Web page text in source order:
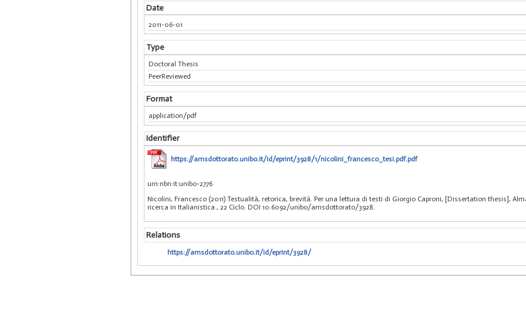
Date
2011-06-01
Type
Doctoral Thesis
PeerReviewed
Format
application/pdf
Identifier
https://amsdottorato.unibo.it/id/eprint/3928/1/nicolini_francesco_tesi.pdf.pdf
urn:nbn:it:unibo-2776
Nicolini, Francesco (2011) Testualità, retorica, brevità. Per una lettura di testi di Giorgio Caproni, [Dissertation thesis],
ricerca in Italianistica , 22 Ciclo. DOI 10.6092/unibo/amsdottorato/3928.
Relations
https://amsdottorato.unibo.it/id/eprint/3928/